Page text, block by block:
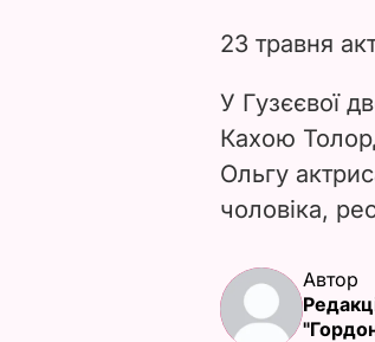
23 травня
У Гузєєвої
Кахою
Ольгу
чоловіка,
Автор